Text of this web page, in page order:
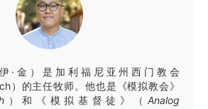
·金）是加利福尼亚州西门教会
）的主任牧师。他也是《模拟教会》
）和《模拟基督徒》（Analog